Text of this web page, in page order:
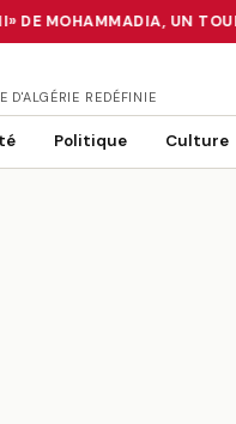
DE MOHAMMADIA, UN
III» DE MOHAMMADIA, UN
D'ALGÉRIE REDÉFINIE
Politique Culture